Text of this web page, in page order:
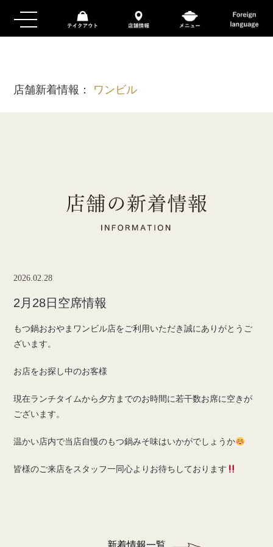
店舗新着情報： ワンビル
2026.02.28
2月28日空席情報
もつ鍋おおやまワンビル店をご利用いただき誠にありがとうご
ざいます。
お店をお探し中のお客様
現在ランチタイムから夕方までのお時間に若干数お席に空きが
ございます。
温かい店内で当店自慢のもつ鍋みそ味はいかがでしょうか
皆様のご来店をスタッフ一同心よりお待ちしております